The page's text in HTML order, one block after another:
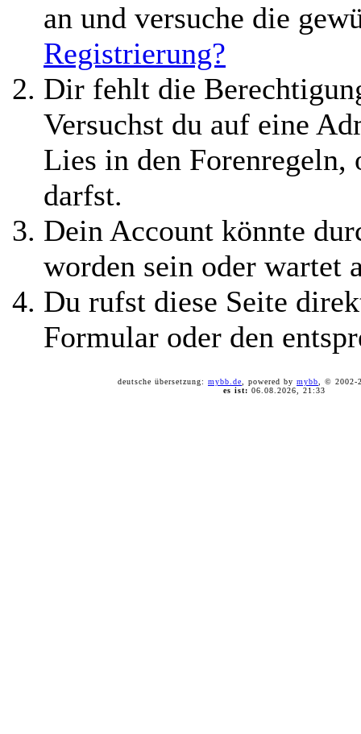
an und versuche die
Registrierung?
Dir fehlt die
Versuchst du auf eine
Lies in den
darfst.
Dein Account könnte
worden sein oder wartet
Du rufst diese Seite
Formular oder den
deutsche übersetzung: mybb.de , powered by mybb , ©
es ist: 06.08.2026, 21:33